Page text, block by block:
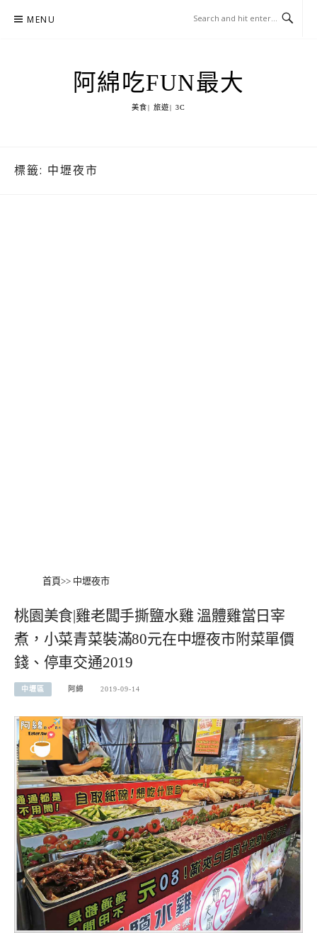
MENU
阿綿吃FUN最大
美食| 旅遊| 3C
標籤: 中壢夜市
首頁>> 中壢夜市
桃園美食|雞老闆手撕鹽水雞 溫體雞當日宰
煮，小菜青菜裝滿80元在中壢夜市附菜單價
錢、停車交通2019
中壢區 阿綿 2019-09-14